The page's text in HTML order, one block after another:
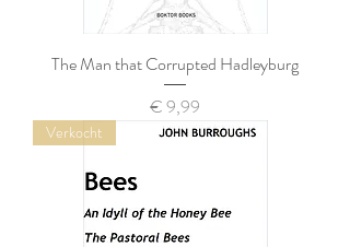
The Man that Corrupted Hadleyburg
Prijs
€ 9,99
Verkocht